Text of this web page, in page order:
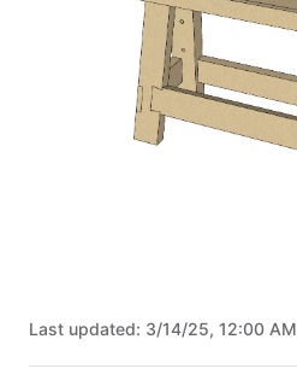
Last updated: 3/14/25, 12:00 AM